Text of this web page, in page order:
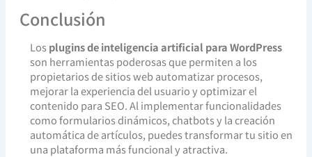
Conclusión
Losplugins de inteligencia artificial para WordPress
son herramientas poderosas que permiten a los
propietarios de sitios web automatizar procesos,
mejorar la experiencia del usuario y optimizar el
contenido para SEO. Al implementar funcionalidades
como formularios dinámicos, chatbots y la creación
automática de artículos, puedes transformar tu sitio en
una plataforma más funcional y atractiva.